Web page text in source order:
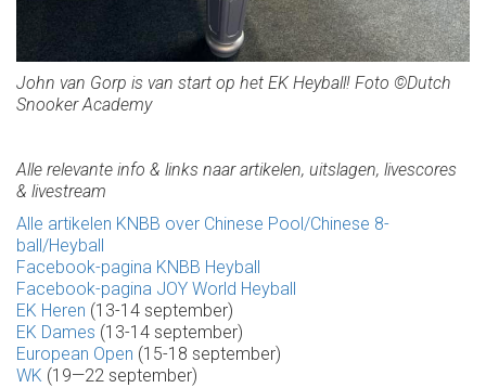
John van Gorp is van start op het EK Heyball! Foto ©Dutch
Snooker Academy
Alle relevante info & links naar artikelen, uitslagen, livescores
& livestream
Alle artikelen KNBB over Chinese Pool/Chinese 8-
ball/Heyball
Facebook-pagina KNBB Heyball
Facebook-pagina JOY World Heyball
EK Heren (13-14 september)
EK Dames (13-14 september)
European Open (15-18 september)
WK (19—22 september)